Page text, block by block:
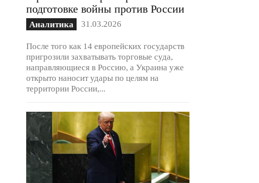
подготовке войны против России
Аналитика 31.03.2026
После того как 14 европейских государств
пригрозили захватывать торговые суда,
направляющиеся в Россию, а Украина уже
открыто наносит удары по целям на
территории России,...